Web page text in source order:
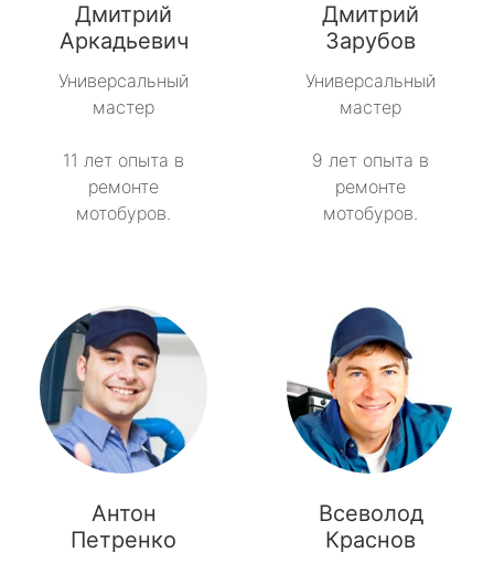
Дмитрий
Аркадьевич
Универсальный
мастер
11 лет опыта в
ремонте
мотобуров.
Дмитрий
Зарубов
Универсальный
мастер
9 лет опыта в
ремонте
мотобуров.
Антон
Петренко
Всеволод
Краснов